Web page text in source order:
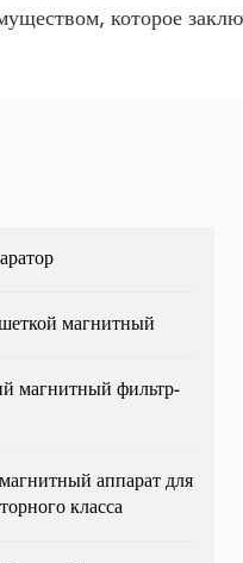
которое
магнитный
магнитный фильтр-
аппарат для
класса